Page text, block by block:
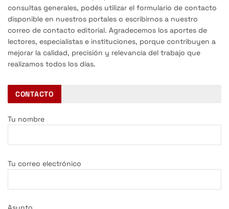
consultas generales, podés utilizar el formulario de contacto
disponible en nuestros portales o escribirnos a nuestro
correo de contacto editorial. Agradecemos los aportes de
lectores, especialistas e instituciones, porque contribuyen a
mejorar la calidad, precisión y relevancia del trabajo que
realizamos todos los días.
CONTACTO
Tu nombre
Tu correo electrónico